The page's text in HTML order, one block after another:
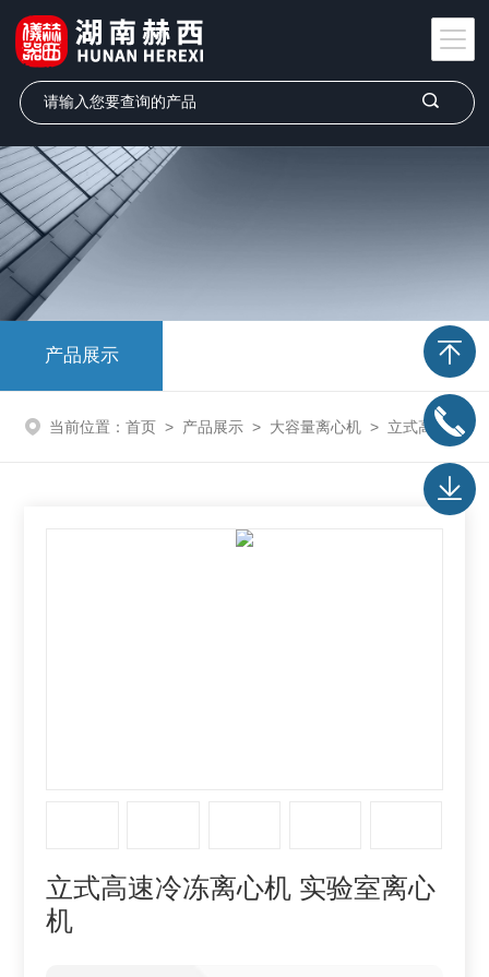
产品展示
当前位置： 首页 > 产品展示 > 大容量离心机 > 立式高速冷冻离心机
立式高速冷冻离心机 实验室离心
机